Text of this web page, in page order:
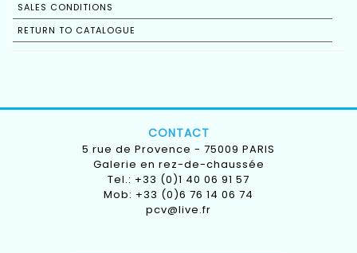
SALES CONDITIONS
RETURN TO CATALOGUE
CONTACT
5 rue de Provence - 75009 PARIS
Galerie en rez-de-chaussée
Tel.: +33 (0)1 40 06 91 57
Mob: +33 (0)6 76 14 06 74
pcv@live.fr